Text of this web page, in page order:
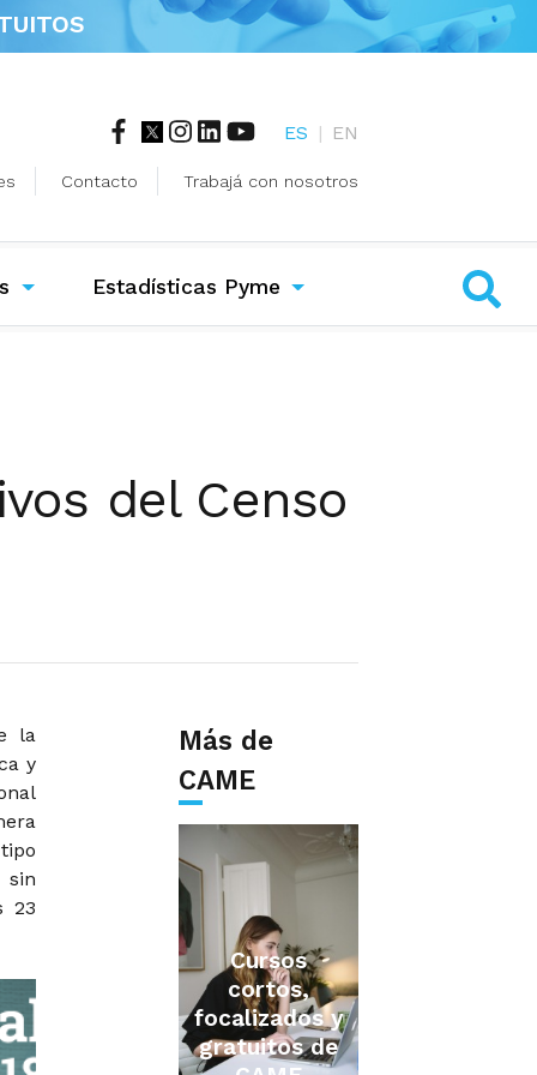
ES | EN
Contacto Trabajá con nosotros
Estadísticas Pyme
del Censo
la
y
sin
23
Más de
CAME
Cursos
cortos,
focalizados y
gratuitos de